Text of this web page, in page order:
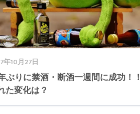
年10月27日
ぶりに禁酒・断酒一週間に成功！
た変化は？